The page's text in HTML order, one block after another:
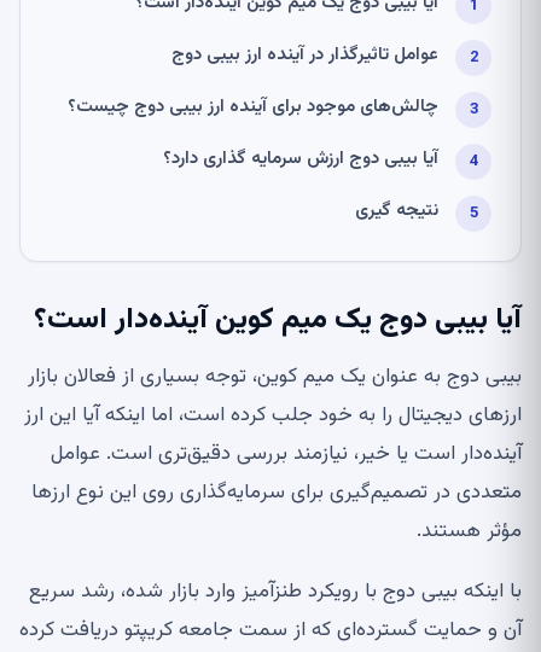
عوامل تاثیرگذار در آینده ارز بیبی دوج
چالش‌های موجود برای آینده ارز بیبی دوج چیست؟
آیا بیبی دوج ارزش سرمایه گذاری دارد؟
نتیجه گیری
آیا بیبی دوج یک میم کوین آینده‌دار است؟
بیبی دوج به عنوان یک میم کوین، توجه بسیاری از فعالان بازار
ارزهای دیجیتال را به خود جلب کرده است، اما اینکه آیا این ارز
آینده‌دار است یا خیر، نیازمند بررسی دقیق‌تری است. عوامل
متعددی در تصمیم‌گیری برای سرمایه‌گذاری روی این نوع ارزها
مؤثر هستند.
با اینکه بیبی دوج با رویکرد طنزآمیز وارد بازار شده، رشد سریع
آن و حمایت گسترده‌ای که از سمت جامعه کریپتو دریافت کرده